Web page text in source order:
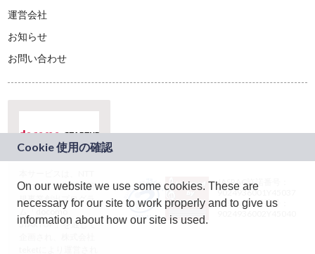
運営会社
お知らせ
お問い合わせ
ドコモグループの新
規事業創出プログラ
ム「docomo
STARTUP」を通じて
JASRAC許諾番号：
9024936001Y45037
JASRAC許諾番号：
On our website we use some cookies. These are
necessary for our site to work properly and to give us
information about how our site is used.